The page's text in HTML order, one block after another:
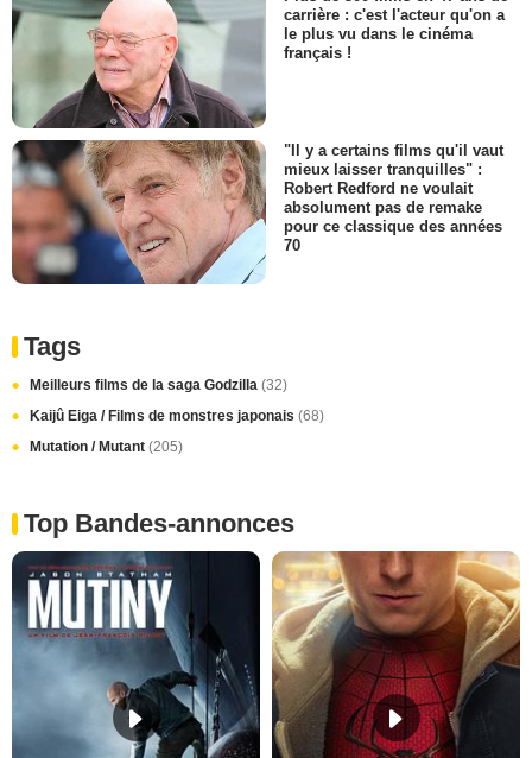
carrière : c'est l'acteur qu'on a
le plus vu dans le cinéma
français !
"Il y a certains films qu'il vaut
mieux laisser tranquilles" :
Robert Redford ne voulait
absolument pas de remake
pour ce classique des années
70
Tags
Meilleurs films de la saga Godzilla (32)
Kaijû Eiga / Films de monstres japonais (68)
Mutation / Mutant (205)
Top Bandes-annonces